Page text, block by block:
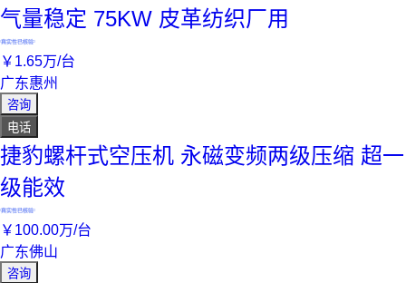
气量稳定 75KW 皮革纺织厂用
真实性已核验
￥ 1.65万/台
广东惠州
咨询
电话
捷豹螺杆式空压机 永磁变频两级压缩 超一
级能效
真实性已核验
￥ 100.00万/台
广东佛山
咨询